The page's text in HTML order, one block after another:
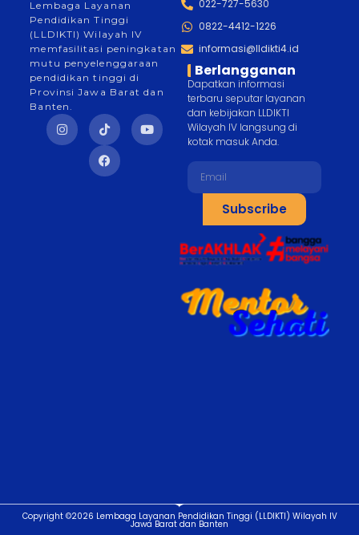
Lembaga Layanan
Pendidikan Tinggi
(LLDIKTI) Wilayah IV
memfasilitasi peningkatan
mutu penyelenggaraan
pendidikan tinggi di
Provinsi Jawa Barat dan
Banten.
022-727-5630
0822-4412-1226
informasi@lldikti4.id
Berlangganan
Dapatkan informasi
terbaru seputar layanan
dan kebijakan LLDIKTI
Wilayah IV langsung di
kotak masuk Anda.
Subscribe
Copyright ©2026 Lembaga Layanan Pendidikan Tinggi (LLDIKTI) Wilayah IV
Jawa Barat dan Banten